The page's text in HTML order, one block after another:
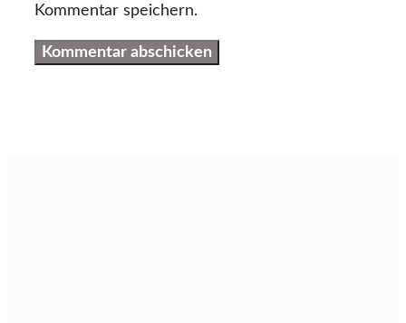
Kommentar speichern.